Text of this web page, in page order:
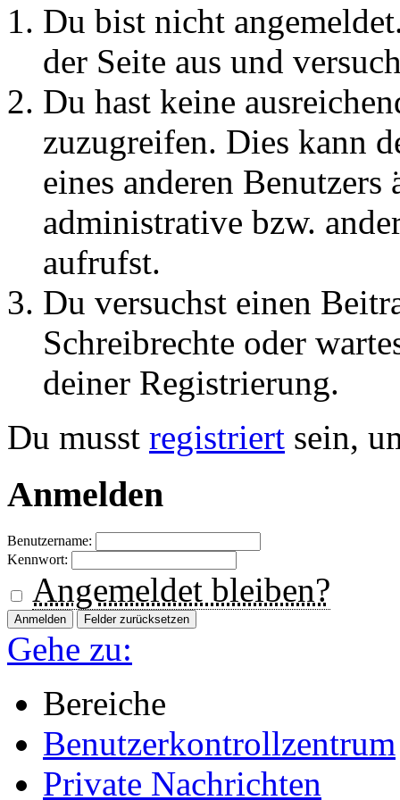
Du bist nicht
der Seite aus und
Du hast keine
zuzugreifen. Dies kann
eines anderen Benutzers
administrative bzw.
aufrufst.
Du versuchst einen
Schreibrechte oder
deiner Registrierung.
Du musst registriert sein,
Anmelden
Benutzername:
Kennwort:
Angemeldet bleiben?
Gehe zu:
Bereiche
Benutzerkontrollzentrum
Private Nachrichten